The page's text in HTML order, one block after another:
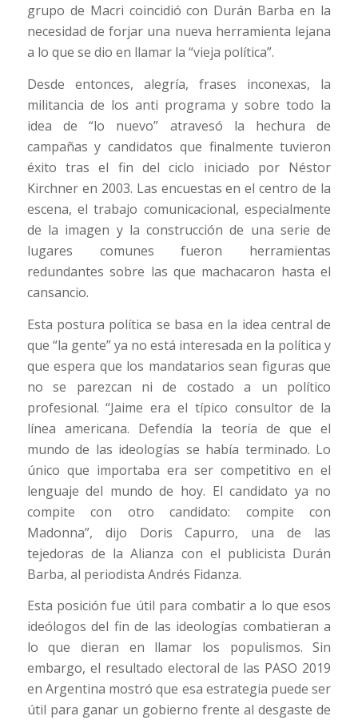
grupo de Macri coincidió con Durán Barba en la
necesidad de forjar una nueva herramienta lejana
a lo que se dio en llamar la “vieja política”.
Desde entonces, alegría, frases inconexas, la
militancia de los anti programa y sobre todo la
idea de “lo nuevo” atravesó la hechura de
campañas y candidatos que finalmente tuvieron
éxito tras el fin del ciclo iniciado por Néstor
Kirchner en 2003. Las encuestas en el centro de la
escena, el trabajo comunicacional, especialmente
de la imagen y la construcción de una serie de
lugares comunes fueron herramientas
redundantes sobre las que machacaron hasta el
cansancio.
Esta postura política se basa en la idea central de
que “la gente” ya no está interesada en la política y
que espera que los mandatarios sean figuras que
no se parezcan ni de costado a un político
profesional. “Jaime era el típico consultor de la
línea americana. Defendía la teoría de que el
mundo de las ideologías se había terminado. Lo
único que importaba era ser competitivo en el
lenguaje del mundo de hoy. El candidato ya no
compite con otro candidato: compite con
Madonna”, dijo Doris Capurro, una de las
tejedoras de la Alianza con el publicista Durán
Barba, al periodista Andrés Fidanza.
Esta posición fue útil para combatir a lo que esos
ideólogos del fin de las ideologías combatieran a
lo que dieran en llamar los populismos. Sin
embargo, el resultado electoral de las PASO 2019
en Argentina mostró que esa estrategia puede ser
útil para ganar un gobierno frente al desgaste de